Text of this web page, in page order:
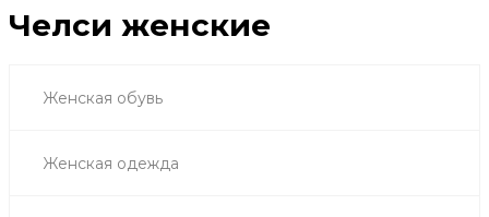
Челси женские
Женская обувь
Женская одежда